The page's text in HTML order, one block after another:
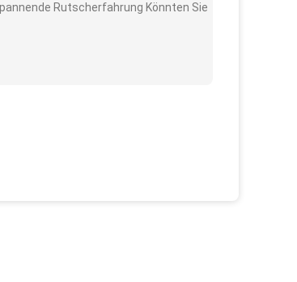
Rutscherfahrung Könnten Sie